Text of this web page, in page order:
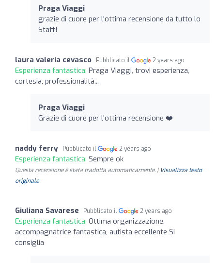
Praga Viaggi
grazie di cuore per l'ottima recensione da tutto lo
Staff!
laura valeria cevasco Pubblicato il 2 years ago
Esperienza fantastica: Praga Viaggi, trovi esperienza,
cortesia, professionalità...
Praga Viaggi
Grazie di cuore per l'ottima recensione ❤️
naddy ferry Pubblicato il 2 years ago
Esperienza fantastica: Sempre ok
Questa recensione è stata tradotta automaticamente. | Visualizza testo
originale
Giuliana Savarese Pubblicato il 2 years ago
Esperienza fantastica: Ottima organizzazione,
accompagnatrice fantastica, autista eccellente Si
consiglia